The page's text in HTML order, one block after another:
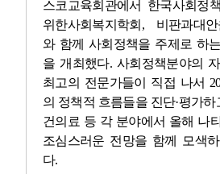
스코교육회관에서 한국사회정
위한사회복지학회 , 비판과대
와 함께 사회정책을 주제로 하
을 개최했다.사회정책분야의
최고의 전문가들이 직접 나서
의 정책적 흐름들을 진단·평가하
건의료 등 각 분야에서 올해 나
조심스러운 전망을 함께 모색
다.